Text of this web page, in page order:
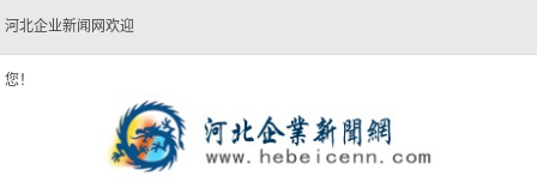
河北企业新闻网欢迎
您！